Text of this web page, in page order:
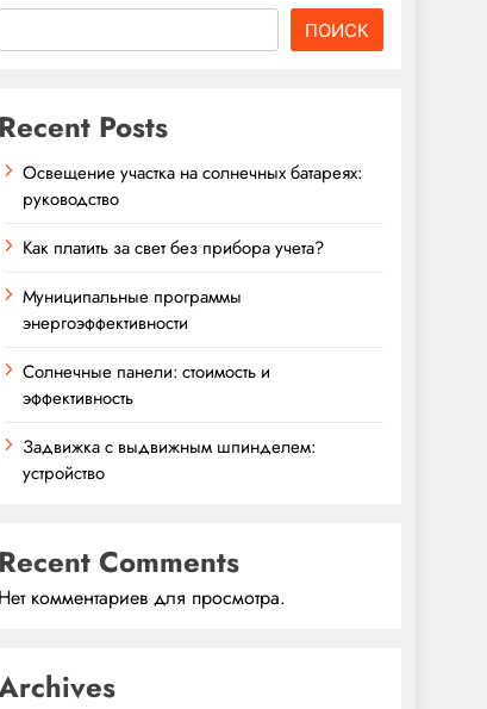
ПОИСК
Recent Posts
Освещение участка на солнечных батареях:
руководство
Как платить за свет без прибора учета?
Муниципальные программы
энергоэффективности
Солнечные панели: стоимость и
эффективность
Задвижка с выдвижным шпинделем:
устройство
Recent Comments
Нет комментариев для просмотра.